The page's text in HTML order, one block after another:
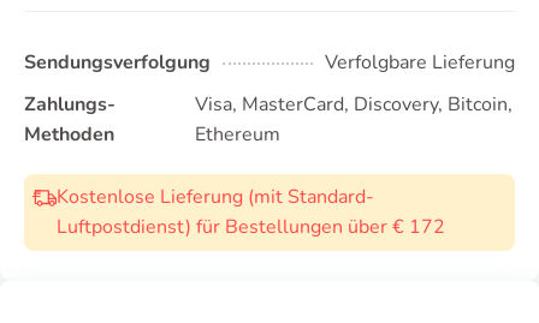
Sendungsverfolgung
Verfolgbare Lieferung
Zahlungs-
Methoden
Visa, MasterCard, Discovery, Bitcoin,
Ethereum
Kostenlose Lieferung (mit Standard-
Luftpostdienst) für Bestellungen über € 172